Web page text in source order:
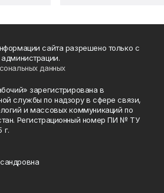
сайта разрешено только с
данных
зарегистрирована в
службы по надзору в сфере связи,
и массовых коммуникаций по
Регистрационный номер ПИ № ТУ
г.